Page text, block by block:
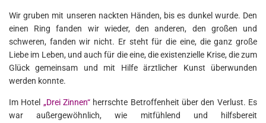
Wir gruben mit unseren nackten Händen, bis es dunkel wurde. Den
einen Ring fanden wir wieder, den anderen, den großen und
schweren, fanden wir nicht. Er steht für die eine, die ganz große
Liebe im Leben, und auch für die eine, die existenzielle Krise, die zum
Glück gemeinsam und mit Hilfe ärztlicher Kunst überwunden
werden konnte.
Im Hotel „Drei Zinnen“ herrschte Betroffenheit über den Verlust. Es
war außergewöhnlich, wie mitfühlend und hilfsbereit